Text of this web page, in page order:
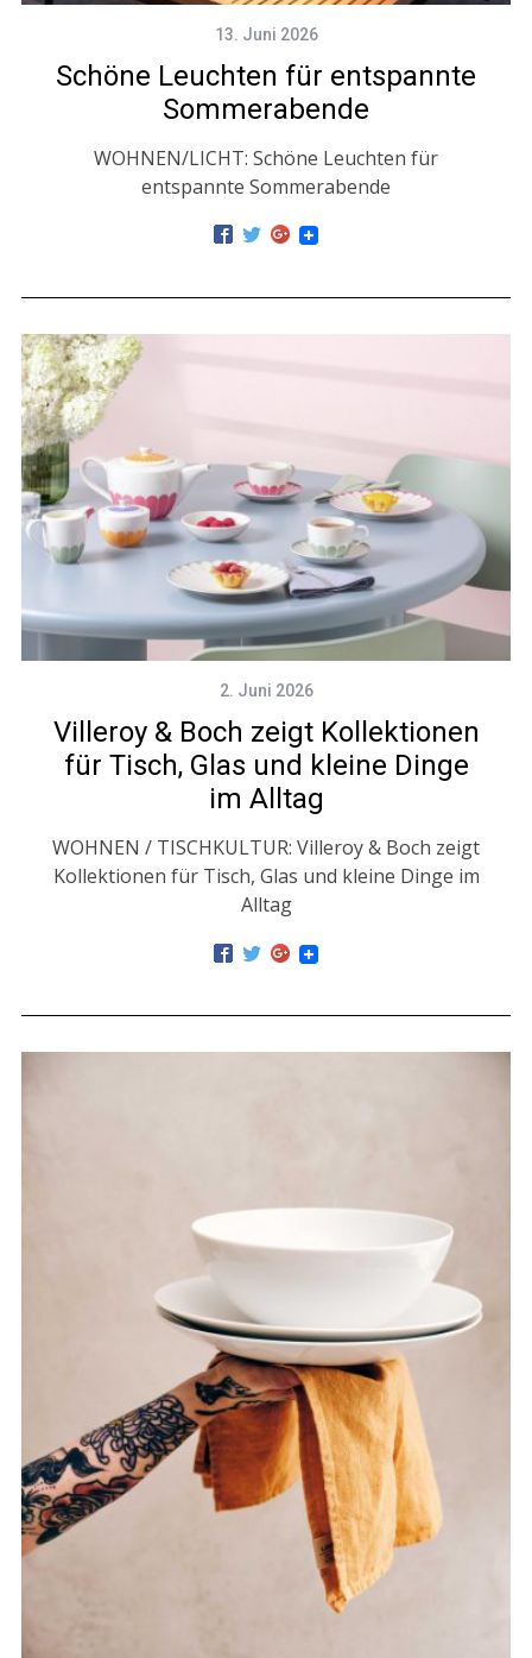
13. Juni 2026
Schöne Leuchten für entspannte
Sommerabende
WOHNEN/LICHT: Schöne Leuchten für
entspannte Sommerabende
2. Juni 2026
Villeroy & Boch zeigt Kollektionen
für Tisch, Glas und kleine Dinge
im Alltag
WOHNEN / TISCHKULTUR: Villeroy & Boch zeigt
Kollektionen für Tisch, Glas und kleine Dinge im
Alltag